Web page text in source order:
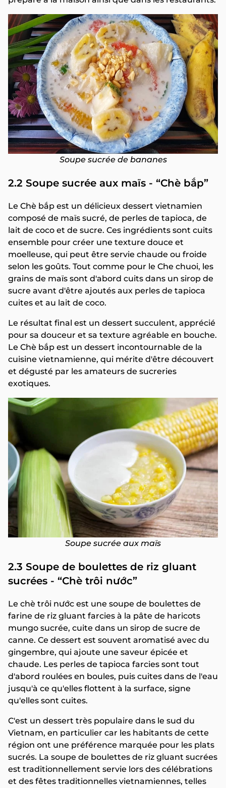
Soupe sucrée de bananes
2.2 Soupe sucrée aux maïs - “Chè bắp”
Le Chè bắp est un délicieux dessert vietnamien
composé de maïs sucré, de perles de tapioca, de
lait de coco et de sucre. Ces ingrédients sont cuits
ensemble pour créer une texture douce et
moelleuse, qui peut être servie chaude ou froide
selon les goûts. Tout comme pour le Che chuoi, les
grains de maïs sont d'abord cuits dans un sirop de
sucre avant d'être ajoutés aux perles de tapioca
cuites et au lait de coco.
Le résultat final est un dessert succulent, apprécié
pour sa douceur et sa texture agréable en bouche.
Le Chè bắp est un dessert incontournable de la
cuisine vietnamienne, qui mérite d'être découvert
et dégusté par les amateurs de sucreries
exotiques.
Soupe sucrée aux maïs
2.3 Soupe de boulettes de riz gluant
sucrées - “Chè trôi nước”
Le chè trôi nước est une soupe de boulettes de
farine de riz gluant farcies à la pâte de haricots
mungo sucrée, cuite dans un sirop de sucre de
canne. Ce dessert est souvent aromatisé avec du
gingembre, qui ajoute une saveur épicée et
chaude. Les perles de tapioca farcies sont tout
d'abord roulées en boules, puis cuites dans de l'eau
jusqu'à ce qu'elles flottent à la surface, signe
qu'elles sont cuites.
C'est un dessert très populaire dans le sud du
Vietnam, en particulier car les habitants de cette
région ont une préférence marquée pour les plats
sucrés. La soupe de boulettes de riz gluant sucrées
est traditionnellement servie lors des célébrations
et des fêtes traditionnelles vietnamiennes, telles